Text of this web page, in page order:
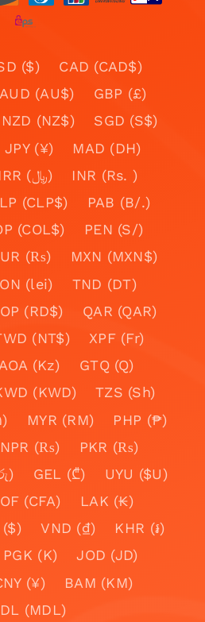
($)
CAD (CAD$)
AUD (AU$)
GBP (£)
NZD (NZ$)
SGD (S$)
JPY (¥)
MAD (DH)
IRR (﷼)
INR (Rs. )
(CLP$)
PAB (B/.)
(COL$)
PEN (S/)
(₨)
MXN (MXN$)
(lei)
TND (DT)
(RD$)
QAR (QAR)
(NT$)
XPF (Fr)
AOA (Kz)
GTQ (Q)
(KWD)
TZS (Sh)
MYR (RM)
PHP (₱)
NPR (₨)
PKR (₨)
GEL (₾)
UYU ($U)
(CFA)
LAK (₭)
($) VND (₫)
KHR (៛)
PGK (K)
JOD (JD)
(¥)
BAM (KM)
(MDL)